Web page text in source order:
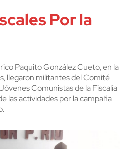
Por la
Paquito González Cueto, en la
llegaron militantes del Comité
Comunistas de la Fiscalía
las actividades por la campaña